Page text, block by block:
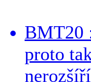
BMT20
proto